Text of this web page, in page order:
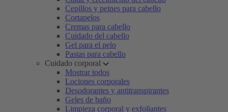
Cepillos y peines para cabello
Cortapelos
Cremas para cabello
Cuidado del cabello
Gel para el pelo
Pastas para cabello
Cuidado corporal
Mostrar todos
Lociones corporales
Desodorantes y antitranspirantes
Geles de baño
Limpieza corporal y exfoliantes